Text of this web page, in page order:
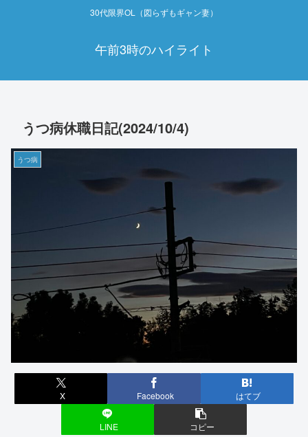
30代限界OL（図らずもギャン妻）
午前3時のハイライト
うつ病休職日記(2024/10/4)
うつ病
X Facebook はてブ
LINE コピー